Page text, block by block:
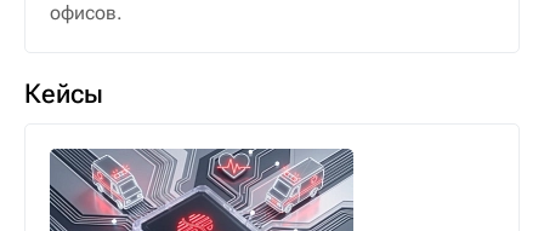
офисов.
Кейсы